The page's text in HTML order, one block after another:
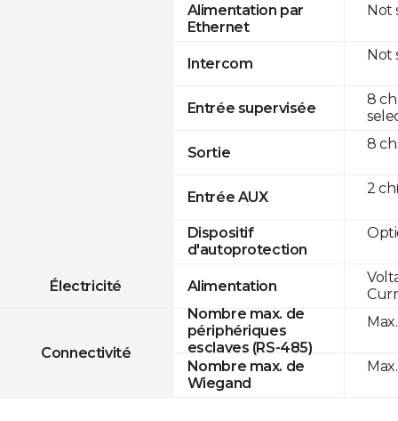
Alimentation par
Ethernet
Intercom
Entrée supervisée
Sortie
Entrée AUX
Dispositif
d'autoprotection
Électricité Alimentation
Connectivité
Nombre max. de
périphériques
esclaves (RS-485)
Nombre max. de
Wiegand
Not
Not
8
8 ch
2